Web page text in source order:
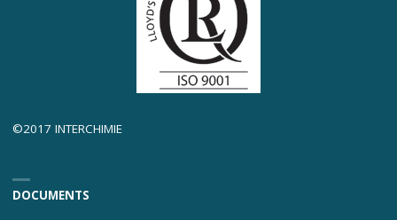
©2017 INTERCHIMIE
DOCUMENTS